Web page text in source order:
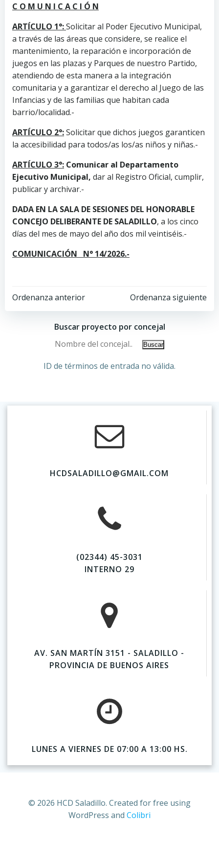
C O M U N I C A C I Ó N
ARTÍCULO 1°:Solicitar al Poder Ejecutivo Municipal,
a través de las áreas que considere, se realice el
mantenimiento, la reparación e incorporación de
juegos en las plazas y Parques de nuestro Partido,
atendiendo de esta manera a la integración
comunitaria y a garantizar el derecho al Juego de las
Infancias y de las familias que habitan cada
barrio/localidad.-
ARTÍCULO 2°:Solicitar que dichos juegos garanticen
la accesibilidad para todos/as los/as niños y niñas.-
ARTÍCULO 3°: Comunicar al Departamento
Ejecutivo Municipal, dar al Registro Oficial, cumplir,
publicar y archivar.-
DADA EN LA SALA DE SESIONES DEL HONORABLE
CONCEJO DELIBERANTE DE SALADILLO, a los cinco
días del mes de mayo del año dos mil veintiséis.-
COMUNICACIÓN N° 14/2026.-
Ordenanza anterior Ordenanza siguiente
Buscar proyecto por concejal
ID de términos de entrada no válida.
HCDSALADILLO@GMAIL.COM
(02344) 45-3031
INTERNO 29
AV. SAN MARTÍN 3151 - SALADILLO -
PROVINCIA DE BUENOS AIRES
LUNES A VIERNES DE 07:00 A 13:00 HS.
© 2026 HCD Saladillo. Created for free using
WordPress and Colibri